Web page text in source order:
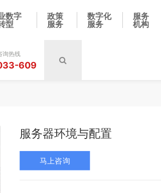
数字
型
政策
服务
数字化
服务
服务
机构
询热线
609
服务器环境与配置
马上咨询